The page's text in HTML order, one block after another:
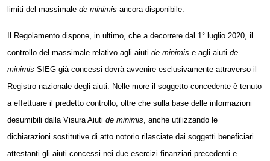
limiti del massimale de minimis ancora disponibile.
Il Regolamento dispone, in ultimo, che a decorrere dal 1° luglio 2020, il
controllo del massimale relativo agli aiuti de minimis e agli aiuti de
minimis SIEG già concessi dovrà avvenire esclusivamente attraverso il
Registro nazionale degli aiuti. Nelle more il soggetto concedente è tenuto
a effettuare il predetto controllo, oltre che sulla base delle informazioni
desumibili dalla Visura Aiuti de minimis, anche utilizzando le
dichiarazioni sostitutive di atto notorio rilasciate dai soggetti beneficiari
attestanti gli aiuti concessi nei due esercizi finanziari precedenti e